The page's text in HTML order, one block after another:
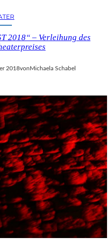
2018“ – Verleihung des
2018von Michaela Schabel